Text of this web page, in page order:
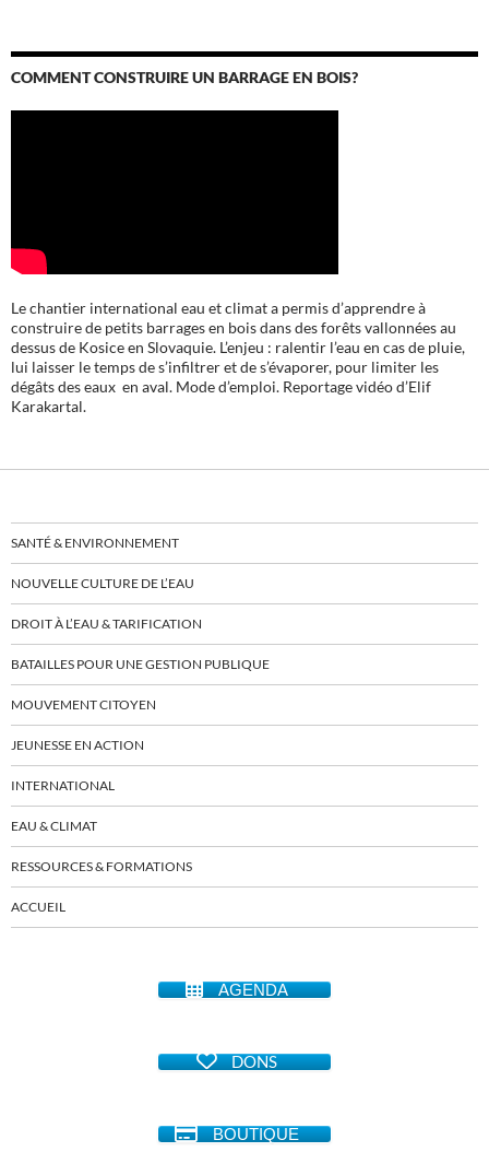
COMMENT CONSTRUIRE UN BARRAGE EN BOIS?
Le chantier international eau et climat a permis d’apprendre à
construire de petits barrages en bois dans des forêts vallonnées au
dessus de Kosice en Slovaquie. L’enjeu : ralentir l’eau en cas de pluie,
lui laisser le temps de s’infiltrer et de s’évaporer, pour limiter les
dégâts des eaux en aval. Mode d’emploi. Reportage vidéo d’Elif
Karakartal.
SANTÉ & ENVIRONNEMENT
NOUVELLE CULTURE DE L’EAU
DROIT À L’EAU & TARIFICATION
BATAILLES POUR UNE GESTION PUBLIQUE
MOUVEMENT CITOYEN
JEUNESSE EN ACTION
INTERNATIONAL
EAU & CLIMAT
RESSOURCES & FORMATIONS
ACCUEIL
AGENDA
DONS
BOUTIQUE